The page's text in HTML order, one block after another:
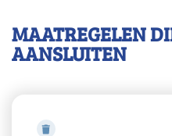
MAATREGELEN
AANSLUITEN